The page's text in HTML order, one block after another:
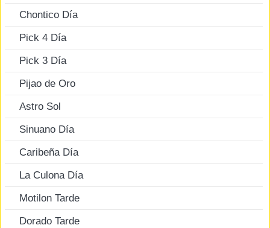
Chontico Día
Pick 4 Día
Pick 3 Día
Pijao de Oro
Astro Sol
Sinuano Día
Caribeña Día
La Culona Día
Motilon Tarde
Dorado Tarde